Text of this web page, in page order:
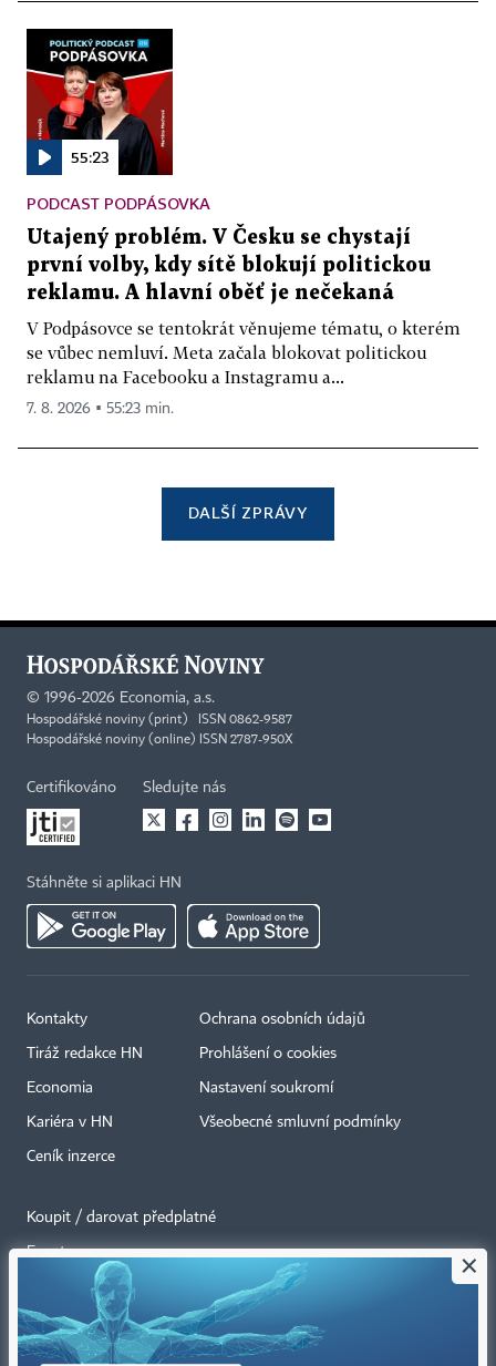
55:23
PODCAST PODPÁSOVKA
Utajený problém. V Česku se chystají
první volby, kdy sítě blokují politickou
reklamu. A hlavní oběť je nečekaná
V Podpásovce se tentokrát věnujeme tématu, o kterém
se vůbec nemluví. Meta začala blokovat politickou
reklamu na Facebooku a Instagramu a...
7. 8. 2026 ▪ 55:23 min.
DALŠÍ ZPRÁVY
© 1996-2026 Economia, a.s.
Hospodářské noviny (print) ISSN 0862-9587
Hospodářské noviny (online) ISSN 2787-950X
Certifikováno Sledujte nás
Stáhněte si aplikaci HN
Kontakty
Tiráž redakce HN
Economia
Kariéra v HN
Ceník inzerce
Ochrana osobních údajů
Prohlášení o cookies
Nastavení soukromí
Všeobecné smluvní podmínky
Koupit / darovat předplatné
Eventy
Newslettery
RSS kanály
×